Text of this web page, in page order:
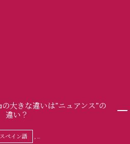
大きな違いは”ニュアンス”の
違い？
スペイン語 , …